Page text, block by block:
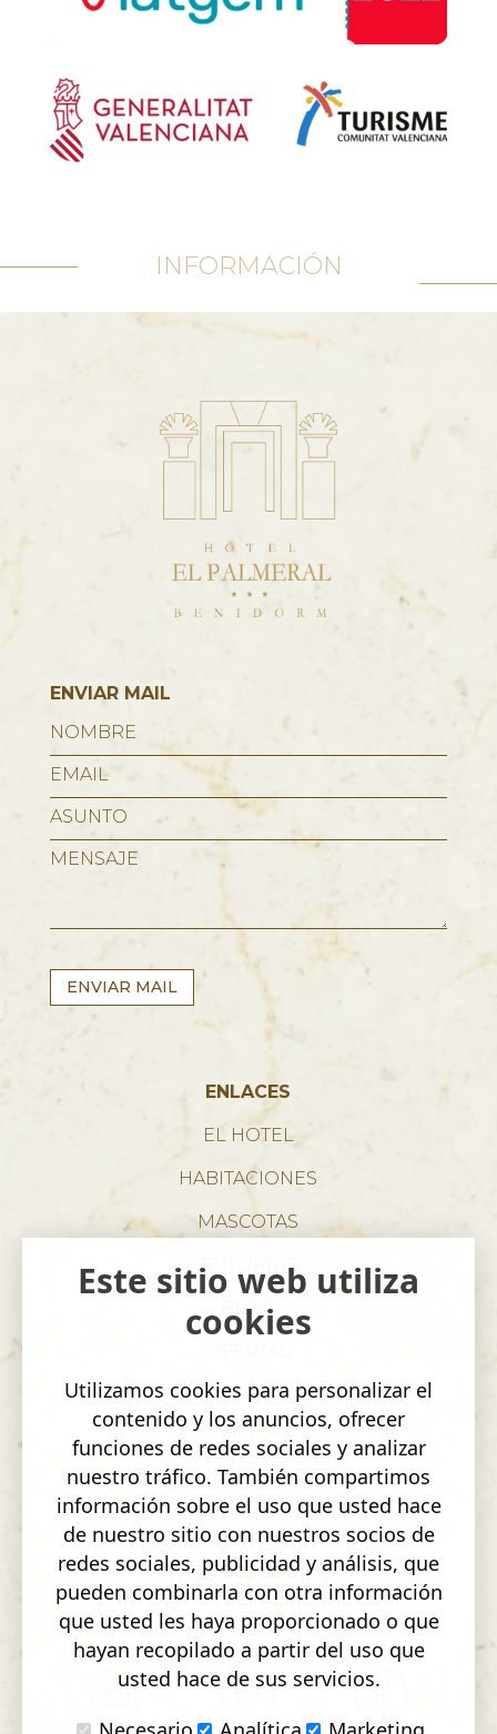
INFORMACIÓN
ENVIAR MAIL
ENVIAR MAIL
ENLACES
EL HOTEL
HABITACIONES
MASCOTAS
ENTORNO
BLOG
C/ ALTEA 2
03502 - BENIDORM
ALICANTE (ESPAÑA)
T: +34 965 85 01 76
E: INFO@HOTELPALMERAL.COM
Este sitio web utiliza
cookies
Utilizamos cookies para personalizar el
contenido y los anuncios, ofrecer
funciones de redes sociales y analizar
nuestro tráfico. También compartimos
información sobre el uso que usted hace
de nuestro sitio con nuestros socios de
redes sociales, publicidad y análisis, que
pueden combinarla con otra información
que usted les haya proporcionado o que
hayan recopilado a partir del uso que
usted hace de sus servicios.